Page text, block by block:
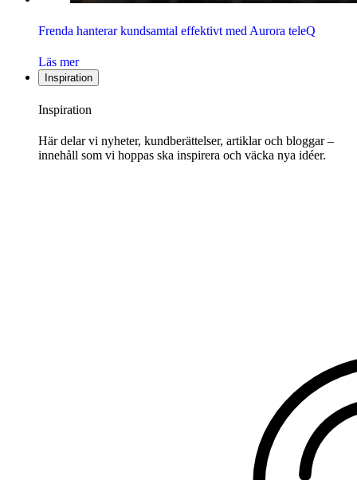
Frenda hanterar kundsamtal effektivt med Aurora teleQ
Läs mer
Inspiration
Inspiration
Här delar vi nyheter, kundberättelser, artiklar och bloggar –
innehåll som vi hoppas ska inspirera och väcka nya idéer.